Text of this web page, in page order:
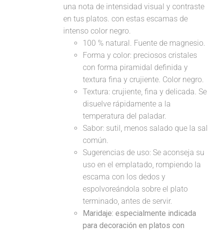
una nota de intensidad visual y contraste
en tus platos. con estas escamas de
intenso color negro.
100 % natural. Fuente de magnesio.
Forma y color: preciosos cristales
con forma piramidal definida y
textura fina y crujiente. Color negro.
Textura: crujiente, fina y delicada. Se
disuelve rápidamente a la
temperatura del paladar.
Sabor: sutil, menos salado que la sal
común.
Sugerencias de uso: Se aconseja su
uso en el emplatado, rompiendo la
escama con los dedos y
espolvoreándola sobre el plato
terminado, antes de servir.
Maridaje: especialmente indicada
para decoración en platos con